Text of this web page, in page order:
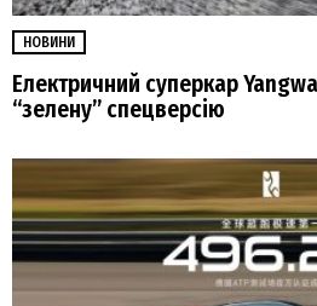
НОВИНИ
Електричний суперкар
“зелену” спецверсію